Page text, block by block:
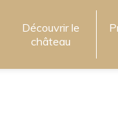
Découvrir le
château